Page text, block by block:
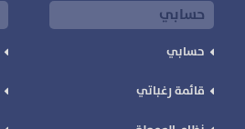
حسابي
حسابي
قائمة رغباتي